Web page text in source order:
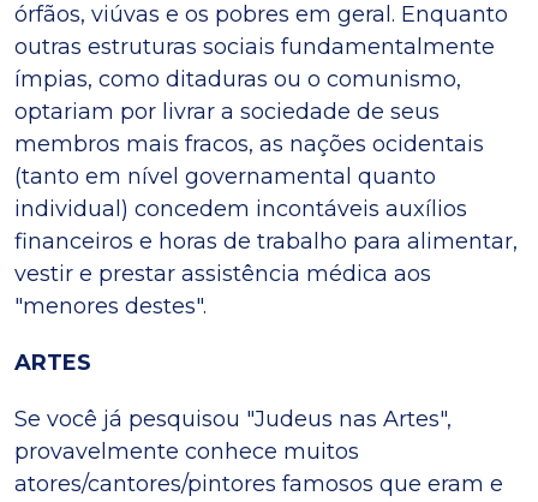
órfãos, viúvas e os pobres em geral. Enquanto
outras estruturas sociais fundamentalmente
ímpias, como ditaduras ou o comunismo,
optariam por livrar a sociedade de seus
membros mais fracos, as nações ocidentais
(tanto em nível governamental quanto
individual) concedem incontáveis auxílios
financeiros e horas de trabalho para alimentar,
vestir e prestar assistência médica aos
"menores destes".
ARTES
Se você já pesquisou "Judeus nas Artes",
provavelmente conhece muitos
atores/cantores/pintores famosos que eram e